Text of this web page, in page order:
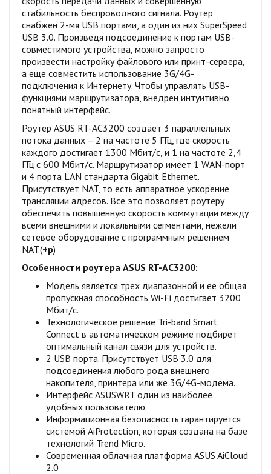
стабильность беспроводного сигнала. Роутер
снабжен 2-мя USB портами, а один из них SuperSpeed
USB 3.0. Произведя подсоединение к портам USB-
совместимого устройства, можно запросто
произвести настройку файлового или принт-сервера,
а еще совместить использование 3G/4G-
подключения к Интернету. Чтобы управлять USB-
функциями маршрутизатора, внедрен интуитивно
понятный интерфейс.
Роутер ASUS RT-AC3200 создает 3 параллельных
потока данных – 2 на частоте 5 ГГц, где скорость
каждого достигает 1300 Мбит/с, и 1 на частоте 2,4
ГГц с 600 Мбит/с. Маршрутизатор имеет 1 WAN-порт
и 4 порта LAN стандарта Gigabit Ethernet.
Присутствует NAT, то есть аппаратное ускорение
трансляции адресов. Все это позволяет роутеру
обеспечить повышенную скорость коммутации между
всеми внешними и локальными сегментами, нежели
сетевое оборудование с программным решением
NAT.(+р)
Особенности роутера ASUS RT-AC3200:
Модель является трех диапазонной и ее общая
пропускная способность Wi-Fi достигает 3200
Мбит/с.
Технологическое решение Tri-band Smart
Connect в автоматическом режиме подбирет
оптимальный канал связи для устройств.
2 USB порта. Присутствует USB 3.0 для
подсоединения любого рода внешнего
накопителя, принтера или же 3G/4G-модема.
Интерфейс ASUSWRT один из наиболее
удобных пользователю.
Информационная безопасность гарантируется
системой AiProtection, которая создана на базе
технологий Trend Micro.
Современная облачная платформа ASUS AiCloud
2.0